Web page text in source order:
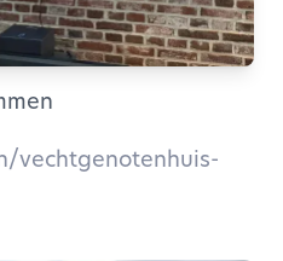
vechtgenotenhuis-